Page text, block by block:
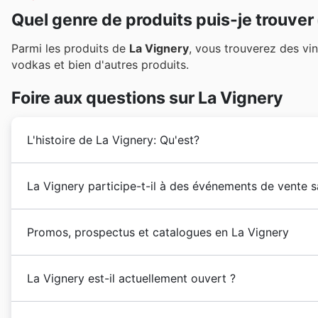
Quel genre de produits puis-je trouver
Parmi les produits de La Vignery, vous trouverez des
vodkas et bien d'autres produits.
Foire aux questions sur La Vignery
L'histoire de La Vignery: Qu'est?
La Vignery participe-t-il à des événements de vente
notre site est votre meilleure ressource. La Vignery
saisonnières en France. Vous retrouverez ainsi sur
promotions de rentrée
ventes d'automne
un œil sur nos mises à jour pour les événements
les célébrations françaises telles que la Fête de la
Promos, prospectus et catalogues en La Vignery
La Vignery est-il actuellement ouvert ?